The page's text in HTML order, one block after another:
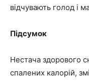
відчувають голод і
Підсумок
Нестача здорового
спалених калорій,